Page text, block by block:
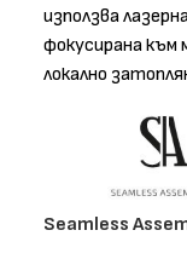
използва
фокусирана към
локално
Seamless